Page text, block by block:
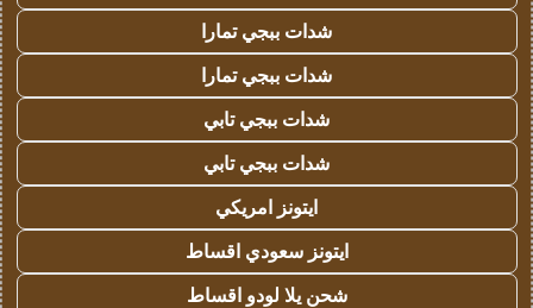
شدات ببجي تمارا
شدات ببجي تمارا
شدات ببجي تابي
شدات ببجي تابي
ايتونز امريكي
ايتونز سعودي اقساط
شحن يلا لودو اقساط